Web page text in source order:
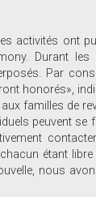
activités ont
Durant
Par
honorés»,
familles de
peuvent se
étant
nous